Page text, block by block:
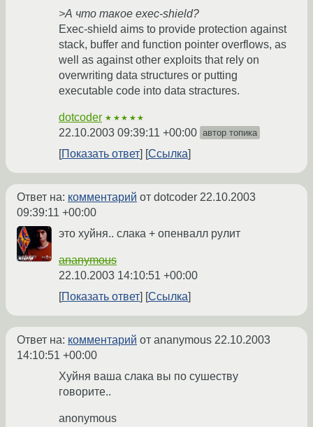
>А что такое exec-shield?
Exec-shield aims to provide protection against
stack, buffer and function pointer overflows, as
well as against other exploits that rely on
overwriting data structures or putting
executable code into data stractures.
dotcoder ★★★★★
22.10.2003 09:39:11 +00:00 автор топика
Показать ответ Ссылка
Ответ на: комментарий от dotcoder 22.10.2003
09:39:11 +00:00
это хуйня.. слака + опенвалл рулит
ananymous
22.10.2003 14:10:51 +00:00
Показать ответ
Ссылка
Ответ на: комментарий от ananymous 22.10.2003
14:10:51 +00:00
Хуйня ваша слака вы по сушеству
говорите..
anonymous